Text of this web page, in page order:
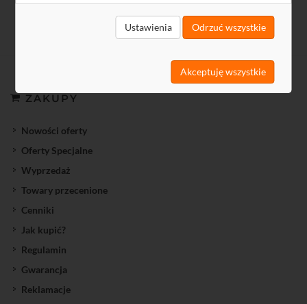
Ustawienia Odrzuć wszystkie
Akceptuję wszystkie
ZAKUPY
Nowości oferty
Oferty Specjalne
Wyprzedaż
Towary przecenione
Cenniki
Jak kupić?
Regulamin
Gwarancja
Reklamacje